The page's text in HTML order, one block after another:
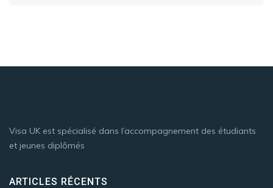
Visa UK est spécialisé dans l’accompagnement des étudiants
et jeunes diplômés
ARTICLES RÉCENTS